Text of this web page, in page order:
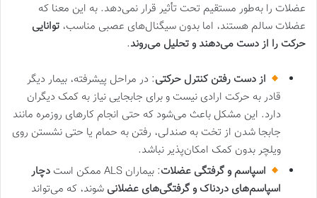
عضلات را به‌طور مستقیم تحت تأثیر قرار نمی‌دهد. به این معنا که
عضلات سالم هستند، اما بدون سیگنال‌های عصبی مناسب، توانایی
حرکت را از دست می‌دهند و تحلیل می‌روند.
از دست رفتن کنترل حرکتی: در مراحل پیشرفته، بیمار دیگر
قادر به حرکت ارادی نیست و برای جابجایی نیاز به کمک دیگران
دارد. این مشکل باعث می‌شود که حتی انجام کارهای روزمره مانند
جابجا شدن از تخت به صندلی، رفتن به حمام یا حتی نشستن روی
ویلچر بدون کمک امکان‌پذیر نباشد.
اسپاسم و گرفتگی عضلات: بیماران ALS ممکن است
دچار
اسپاسم‌های دردناک و گرفتگی‌های عضلانی شوند، که می‌تواند